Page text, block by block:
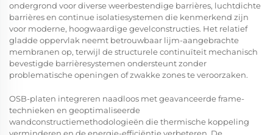
ondergrond voor diverse weerbestendige barrières, luchtdichte
barrières en continue isolatiesystemen die kenmerkend zijn
voor moderne, hoogwaardige gevelconstructies. Het relatief
gladde oppervlak neemt betrouwbaar lijm-aangebrachte
membranen op, terwijl de structurele continuïteit mechanisch
bevestigde barrièresystemen ondersteunt zonder
problematische openingen of zwakke zones te veroorzaken.
OSB-platen integreren naadloos met geavanceerde frame-
technieken en geoptimaliseerde
wandconstructiemethodologieën die thermische koppeling